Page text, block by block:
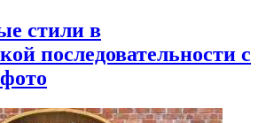
стили в
последовательности с